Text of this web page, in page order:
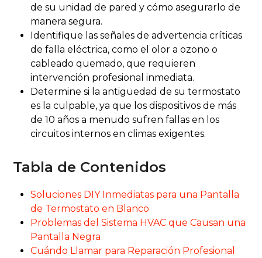
de su unidad de pared y cómo asegurarlo de
manera segura.
Identifique las señales de advertencia críticas
de falla eléctrica, como el olor a ozono o
cableado quemado, que requieren
intervención profesional inmediata.
Determine si la antigüedad de su termostato
es la culpable, ya que los dispositivos de más
de 10 años a menudo sufren fallas en los
circuitos internos en climas exigentes.
Tabla de Contenidos
Soluciones DIY Inmediatas para una Pantalla
de Termostato en Blanco
Problemas del Sistema HVAC que Causan una
Pantalla Negra
Cuándo Llamar para Reparación Profesional